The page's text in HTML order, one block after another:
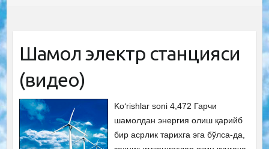
Шамол электр станцияси
(видео)
Ko‘rishlar soni 4,472 Гарчи
шамолдан энергия олиш қарийб
бир асрлик тарихга эга бўлса-да,